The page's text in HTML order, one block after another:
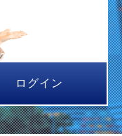
ログイン